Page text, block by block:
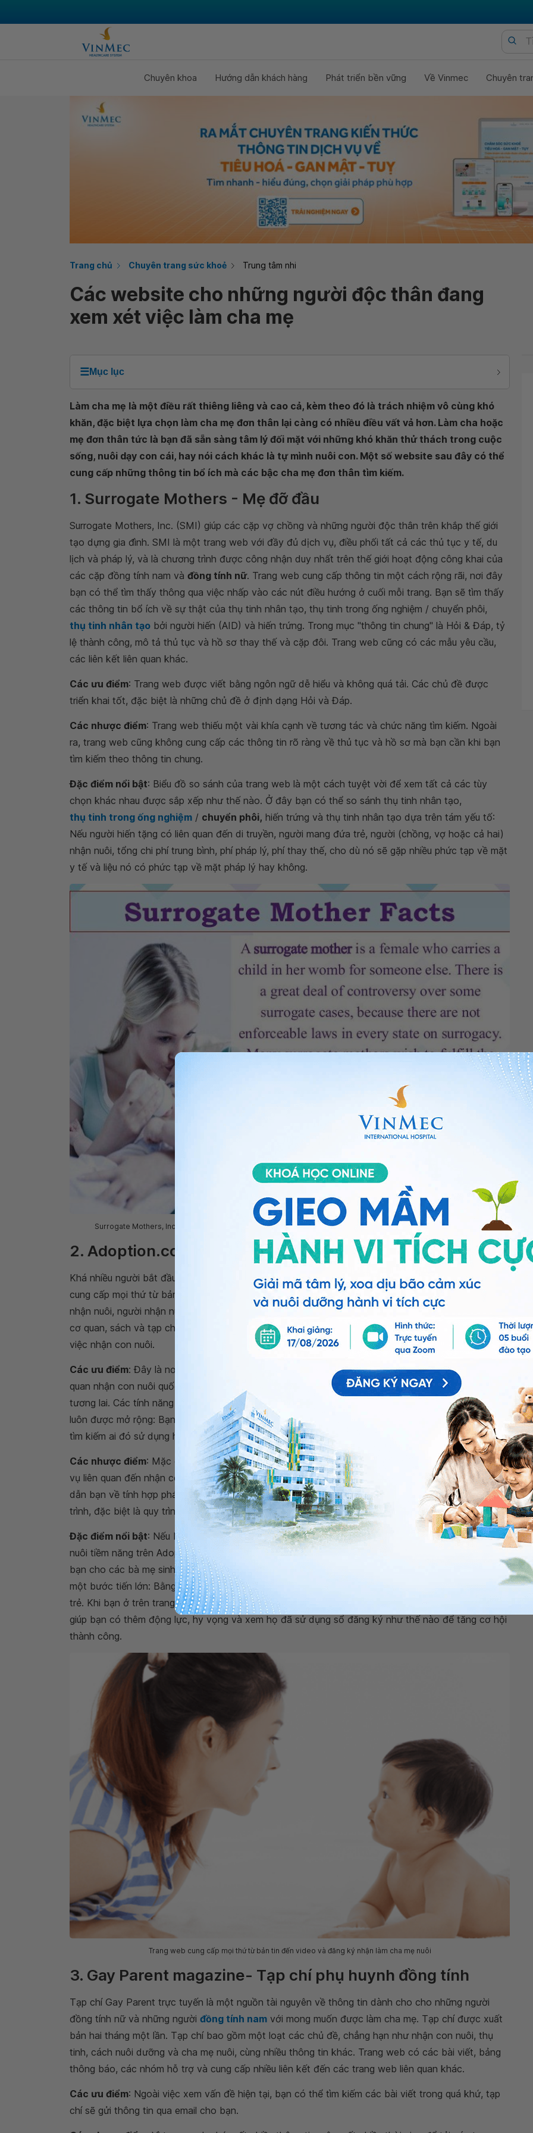
Chuyên khoa Hướng dẫn khách hàng Phát triển bền vững Về Vinmec Chuyên
Trang chủ Chuyên trang sức khoẻ Trung tâm nhi
Các website cho những người độc thân đang
xem xét việc làm cha mẹ
☰Mục lục
Làm cha mẹ là một điều rất thiêng liêng và cao cả, kèm theo đó là trách nhiệm vô cùng khó
khăn, đặc biệt lựa chọn làm cha mẹ đơn thân lại càng có nhiều điều vất vả hơn. Làm cha hoặc
mẹ đơn thân tức là bạn đã sẵn sàng tâm lý đối mặt với những khó khăn thử thách trong cuộc
sống, nuôi dạy con cái, hay nói cách khác là tự mình nuôi con. Một số website sau đây có thể
cung cấp những thông tin bổ ích mà các bậc cha mẹ đơn thân tìm kiếm.
1. Surrogate Mothers - Mẹ đỡ đầu
Surrogate Mothers, Inc. (SMI) giúp các cặp vợ chồng và những người độc thân trên khắp thế giới
tạo dựng gia đình. SMI là một trang web với đầy đủ dịch vụ, điều phối tất cả các thủ tục y tế, du
lịch và pháp lý, và là chương trình được công nhận duy nhất trên thế giới hoạt động công khai của
các cặp đồng tính nam và đồng tính nữ. Trang web cung cấp thông tin một cách rộng rãi, nơi đây
bạn có thể tìm thấy thông qua việc nhấp vào các nút điều hướng ở cuối mỗi trang. Bạn sẽ tìm thấy
các thông tin bổ ích về sự thật của thụ tinh nhân tạo, thụ tinh trong ống nghiệm / chuyển phôi,
thụ tinh nhân tạo bởi người hiến (AID) và hiến trứng. Trong mục "thông tin chung" là Hỏi & Đáp, tỷ
lệ thành công, mô tả thủ tục và hồ sơ thay thế và cặp đôi. Trang web cũng có các mẫu yêu cầu,
các liên kết liên quan khác.
Các ưu điểm: Trang web được viết bằng ngôn ngữ dễ hiểu và không quá tải. Các chủ đề được
triển khai tốt, đặc biệt là những chủ đề ở định dạng Hỏi và Đáp.
Các nhược điểm: Trang web thiếu một vài khía cạnh về tương tác và chức năng tìm kiếm. Ngoài
ra, trang web cũng không cung cấp các thông tin rõ ràng về thủ tục và hồ sơ mà bạn cần khi bạn
tìm kiếm theo thông tin chung.
Đặc điểm nổi bật: Biểu đồ so sánh của trang web là một cách tuyệt vời để xem tất cả các tùy
chọn khác nhau được sắp xếp như thế nào. Ở đây bạn có thể so sánh thụ tinh nhân tạo,
thụ tinh trong ống nghiệm / chuyển phôi, hiến trứng và thụ tinh nhân tạo dựa trên tám yếu tố:
Nếu người hiến tặng có liên quan đến di truyền, người mang đứa trẻ, người (chồng, vợ hoặc cả hai)
nhận nuôi, tổng chi phí trung bình, phí pháp lý, phí thay thế, cho dù nó sẽ gặp nhiều phức tạp về mặt
y tế và liệu nó có phức tạp về mặt pháp lý hay không.
Surrogate Mothers, Inc. (SMI) giúp các cặp vợ chồng và những người độc thân trên khắp thế giới tạo dựng gia đình
2. Adoption.com
Khá nhiều người bắt đầu tìm kiếm trực tuyến thông tin nhận con nuôi tại Adoption.com. Trang web
cung cấp mọi thứ từ bản tin đến video và đăng ký nhận làm cha mẹ nuôi. Nhằm vào các gia đình
nhận nuôi, người nhận nuôi, chuyên gia và cha mẹ ruột, Adoption.com bao gồm thông tin về luật sư,
cơ quan, sách và tạp chí có liên quan và nhận con nuôi quốc tế, cũng như thư viện các bài báo về
việc nhận con nuôi.
Các ưu điểm: Đây là nơi các cơ quan nhận nuôi dưỡng chăm sóc, trao đổi nhận con nuôi và các cơ
quan nhận con nuôi quốc tế có thể giúp những đứa trẻ có được gia đình mà mình mong chờ trong
tương lai. Các tính năng cộng đồng và các tính năng tương tác của trang web cũng rất ấn tượng và
luôn được mở rộng: Bạn sẽ tìm thấy Bảng thông qua AdoptionTalk, ReunionChats và cho phép bạn
tìm kiếm ai đó sử dụng hơn 40 công cụ tìm kiếm khác nhau.
Các nhược điểm: Mặc dù trang web cung cấp vô số tính năng thú vị, bao gồm các sản phẩm, dịch
vụ liên quan đến nhận con nuôi và thư viện bài viết có thể tìm kiếm, nhưng nó không giúp hướng
dẫn bạn về tính hợp pháp của việc áp dụng hoặc giải thích hàng núi các giấy tờ liên quan đến quy
trình, đặc biệt là quy trình nhận con nuôi ở nước ngoài.
Đặc điểm nổi bật: Nếu bạn quan tâm đến việc nhận con nuôi, hãy xem đăng ký ine của cha mẹ
nuôi tiềm năng trên Adoption.com, với lượng thông tin lớn nhất trên thế giới. Họ sẽ gửi thông tin của
bạn cho các bà mẹ sinh con đang tìm kiếm những gia đình tốt hơn cho con cái họ. Đây thực sự là
một bước tiến lớn: Bằng cách tham gia đăng ký, bạn đang yêu cầu tổ chức giúp bạn tìm một đứa
trẻ. Khi bạn ở trên trang web, bạn cũng có thể xem qua ảnh, thư và video clip của các cha mẹ nuôi
giúp bạn có thêm động lực, hy vọng và xem họ đã sử dụng sổ đăng ký như thế nào để tăng cơ hội
thành công.
Trang web cung cấp mọi thứ từ bản tin đến video và đăng ký nhận làm cha mẹ nuôi
3. Gay Parent magazine- Tạp chí phụ huynh đồng tính
Tạp chí Gay Parent trực tuyến là một nguồn tài nguyên về thông tin dành cho cho những người
đồng tính nữ và những người đồng tính nam với mong muốn được làm cha mẹ. Tạp chí được xuất
bản hai tháng một lần. Tạp chí bao gồm một loạt các chủ đề, chẳng hạn như nhận con nuôi, thụ
tinh, cách nuôi dưỡng và cha mẹ nuôi, cùng nhiều thông tin khác. Trang web có các bài viết, bảng
thông báo, các nhóm hỗ trợ và cung cấp nhiều liên kết đến các trang web liên quan khác.
Các ưu điểm: Ngoài việc xem vấn đề hiện tại, bạn có thể tìm kiếm các bài viết trong quá khứ, tạp
chí sẽ gửi thông tin qua email cho bạn.